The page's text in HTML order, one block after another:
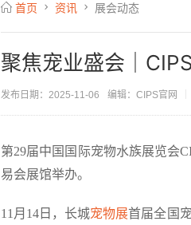
首页 资讯 展会动态
聚焦宠业盛会｜
发布日期：2025-11-06 编辑：CIPS官网
第29届中国国际宠物水族展览会
易会展馆举办。
11月14日，长城宠物展首届全国